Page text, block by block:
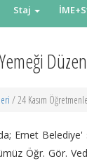
Staj
/ 24 Kasım
Emet
Öğr. Gör.